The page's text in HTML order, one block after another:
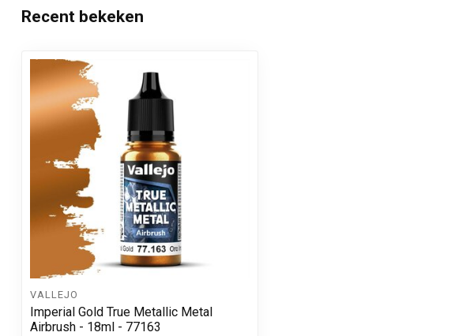
Recent bekeken
VALLEJO
Imperial Gold True Metallic Metal
Airbrush - 18ml - 77163